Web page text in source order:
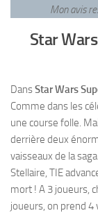
Mon avis
Star
DansStar Wars
Comme dans les
une course folle.
derrière deux
vaisseaux de la
Stellaire, TIE
mort ! A 3 joueurs,
joueurs, on prend 4